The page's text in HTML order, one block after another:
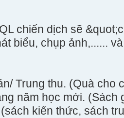
chiến dịch sẽ
biểu, chụp ảnh,......
Trung thu. (Quà cho
năm học mới. (Sách
kiến thức, sách